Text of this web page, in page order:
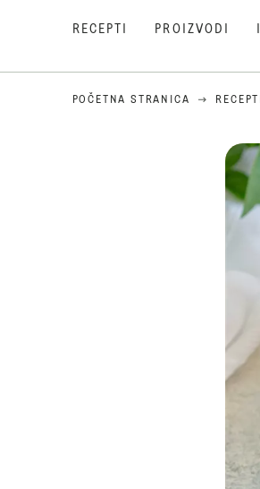
RECEPTI PROIZVODI
POČETNA STRANICA RECEPTI